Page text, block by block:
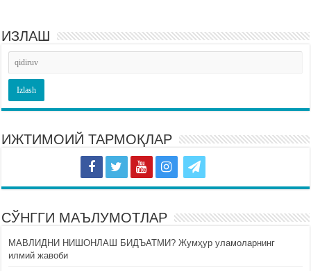
ИЗЛАШ
ИЖТИМОИЙ ТАРМОҚЛАР
СЎНГГИ МАЪЛУМОТЛАР
МАВЛИДНИ НИШОНЛАШ БИДЪАТМИ? Жумҳур уламоларнинг
илмий жавоби